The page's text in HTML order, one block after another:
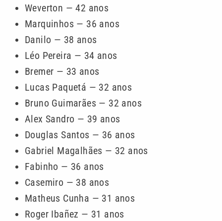
Weverton — 42 anos
Marquinhos — 36 anos
Danilo — 38 anos
Léo Pereira — 34 anos
Bremer — 33 anos
Lucas Paquetá — 32 anos
Bruno Guimarães — 32 anos
Alex Sandro — 39 anos
Douglas Santos — 36 anos
Gabriel Magalhães — 32 anos
Fabinho — 36 anos
Casemiro — 38 anos
Matheus Cunha — 31 anos
Roger Ibañez — 31 anos